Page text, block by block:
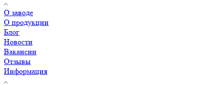
О заводе
О продукции
Блог
Новости
Вакансии
Отзывы
Информация